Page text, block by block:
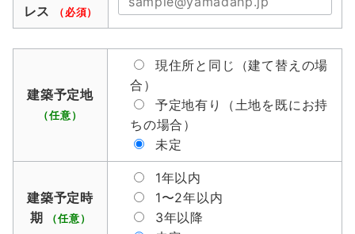
レス
（必須）
建築予定地
（任意）
現住所と同じ（建て替えの場
合）
予定地有り（土地を既にお持
ちの場合）
未定
建築予定時
期
（任意）
1年以内
1〜2年以内
3年以降